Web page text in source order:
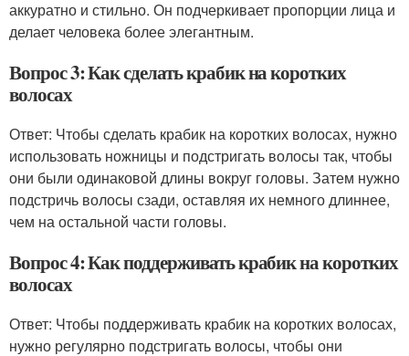
аккуратно и стильно. Он подчеркивает пропорции лица и
делает человека более элегантным.
Вопрос 3: Как сделать крабик на коротких
волосах
Ответ: Чтобы сделать крабик на коротких волосах, нужно
использовать ножницы и подстригать волосы так, чтобы
они были одинаковой длины вокруг головы. Затем нужно
подстричь волосы сзади, оставляя их немного длиннее,
чем на остальной части головы.
Вопрос 4: Как поддерживать крабик на коротких
волосах
Ответ: Чтобы поддерживать крабик на коротких волосах,
нужно регулярно подстригать волосы, чтобы они